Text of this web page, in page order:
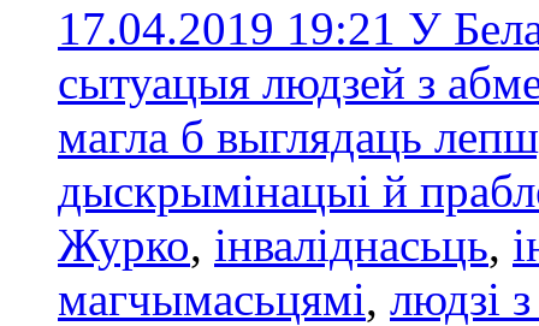
17.04.2019 19:21 У
сытуацыя людзей з
магла б выглядаць
дыскрымінацыі й
Журко, інваліднасьць,
магчымасьцямі, людзі